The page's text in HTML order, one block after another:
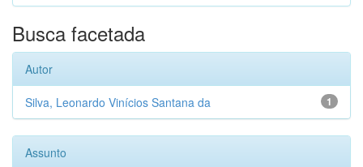
Busca facetada
Autor
1
Silva, Leonardo Vinícios Santana da
Assunto